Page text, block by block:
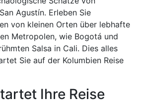
Agustín. Erleben Sie
von kleinen Orten über lebhafte
Metropolen, wie Bogotá und
Salsa in Cali. Dies alles
Sie auf der Kolumbien Reise
Ihre Reise